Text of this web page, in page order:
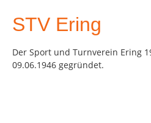
STV Ering
Der Sport und Turnverein Ering
09.06.1946 gegründet.